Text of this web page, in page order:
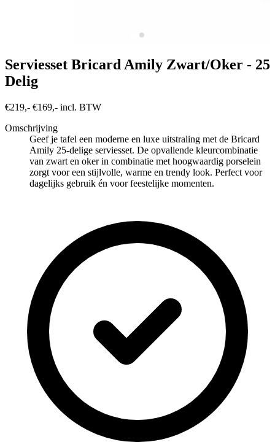
Serviesset Bricard Amily Zwart/Oker - 25
Delig
€219,- €169,- incl. BTW
Omschrijving
Geef je tafel een moderne en luxe uitstraling met de Bricard
Amily 25-delige serviesset. De opvallende kleurcombinatie
van zwart en oker in combinatie met hoogwaardig porselein
zorgt voor een stijlvolle, warme en trendy look. Perfect voor
dagelijks gebruik én voor feestelijke momenten.